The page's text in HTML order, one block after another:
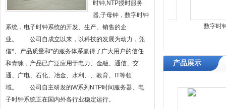
时钟,NTP授时服务
器,子母钟，数字时钟
系统，电子时钟系统的开发、生产、销售的企
业。 公司自成立以来，以科技的发展为动力，凭
借*、产品质量和*的服务体系赢得了广大用户的信任
和青睐，产品已广泛应用于电力、金融、通信、交
通、广电、石化、冶金、水利、、教育、IT等领
域。 公司自主研发的W系列NTP时间服务器、电
子时钟系统正在国内外各行业稳定运行。
医院电子时钟系统 子母钟系统 数字时钟系
产品展示